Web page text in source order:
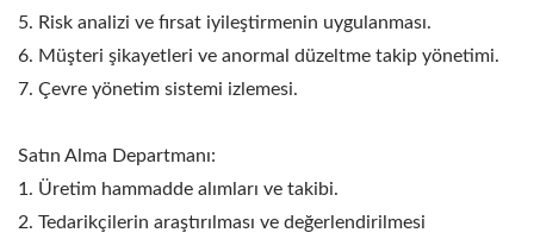
5. Risk analizi ve fırsat iyileştirmenin uygulanması.
6. Müşteri şikayetleri ve anormal düzeltme takip yönetimi.
7. Çevre yönetim sistemi izlemesi.
Satın Alma Departmanı:
1. Üretim hammadde alımları ve takibi.
2. Tedarikçilerin araştırılması ve değerlendirilmesi